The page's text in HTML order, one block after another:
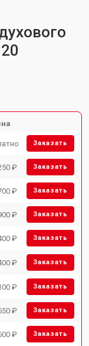
Заказать
₽ Заказать
₽ Заказать
₽ Заказать
₽ Заказать
₽ Заказать
₽ Заказать
₽ Заказать
₽ Заказать